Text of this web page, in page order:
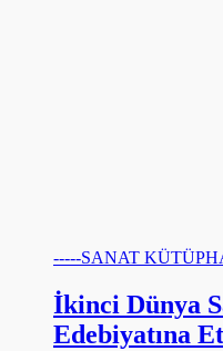
-----SANAT
İkinci Dünya
Edebiyatına